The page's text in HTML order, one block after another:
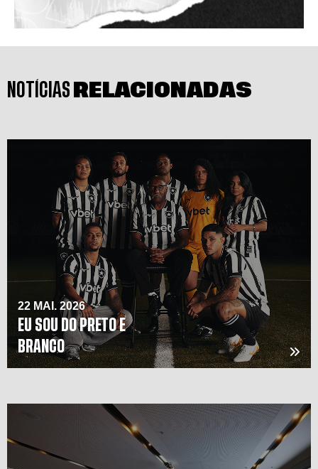
NOTÍCIAS RELACIONADAS
22 MAI. 2026
EU SOU DO PRETO E
BRANCO